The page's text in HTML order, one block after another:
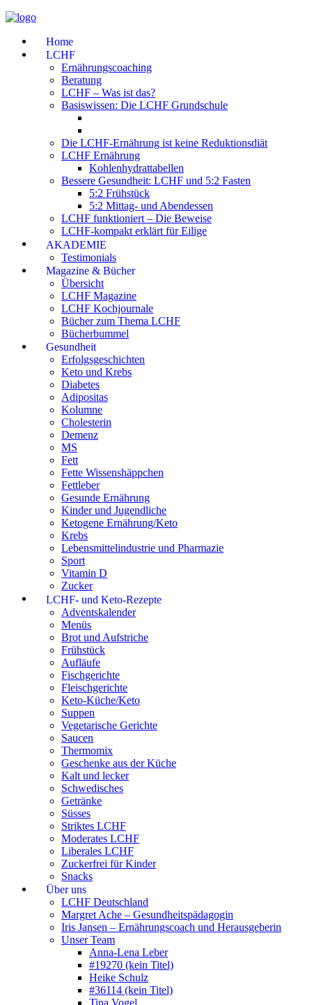
Home
LCHF
Ernährungscoaching
Beratung
LCHF – Was ist das?
Basiswissen: Die LCHF Grundschule
Die LCHF-Ernährung ist keine Reduktionsdiät
LCHF Ernährung
Kohlenhydrattabellen
Bessere Gesundheit: LCHF und 5:2 Fasten
5:2 Frühstück
5:2 Mittag- und Abendessen
LCHF funktioniert – Die Beweise
LCHF-kompakt erklärt für Eilige
AKADEMIE
Testimonials
Magazine & Bücher
Übersicht
LCHF Magazine
LCHF Kochjournale
Bücher zum Thema LCHF
Bücherbummel
Gesundheit
Erfolgsgeschichten
Keto und Krebs
Diabetes
Adipositas
Kolumne
Cholesterin
Demenz
MS
Fett
Fette Wissenshäppchen
Fettleber
Gesunde Ernährung
Kinder und Jugendliche
Ketogene Ernährung/Keto
Krebs
Lebensmittelindustrie und Pharmazie
Sport
Vitamin D
Zucker
LCHF- und Keto-Rezepte
Adventskalender
Menüs
Brot und Aufstriche
Frühstück
Aufläufe
Fischgerichte
Fleischgerichte
Keto-Küche/Keto
Suppen
Vegetarische Gerichte
Saucen
Thermomix
Geschenke aus der Küche
Kalt und lecker
Schwedisches
Getränke
Süsses
Striktes LCHF
Moderates LCHF
Liberales LCHF
Zuckerfrei für Kinder
Snacks
Über uns
LCHF Deutschland
Margret Ache – Gesundheitspädagogin
Iris Jansen – Ernährungscoach und Herausgeberin
Unser Team
Anna-Lena Leber
#19270 (kein Titel)
Heike Schulz
#36114 (kein Titel)
Tina Vogel